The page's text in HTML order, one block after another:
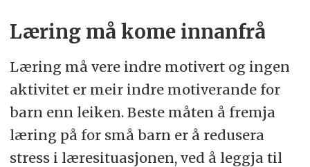
Læring må kome innanfrå
Læring må vere indre motivert og ingen
aktivitet er meir indre motiverande for
barn enn leiken. Beste måten å fremja
læring på for små barn er å redusera
stress i læresituasjonen, ved å leggja til